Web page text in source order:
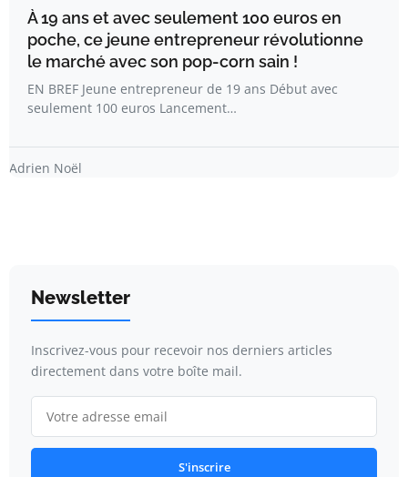
À 19 ans et avec seulement 100 euros en
poche, ce jeune entrepreneur révolutionne
le marché avec son pop-corn sain !
EN BREF Jeune entrepreneur de 19 ans Début avec
seulement 100 euros Lancement…
Adrien Noël
Newsletter
Inscrivez-vous pour recevoir nos derniers articles
directement dans votre boîte mail.
S'inscrire